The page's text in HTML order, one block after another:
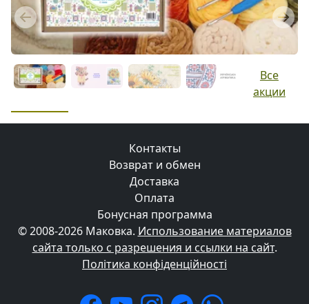
Previous Next
Все
акции
Контакты
Возврат и обмен
Доставка
Оплата
Бонусная программа
© 2008-2026 Маковка. Использование материалов
сайта только с разрешения и ссылки на сайт.
Політика конфіденційності